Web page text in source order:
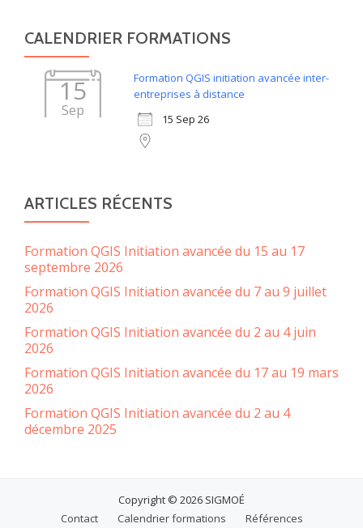
CALENDRIER FORMATIONS
15
Sep
Formation QGIS initiation avancée inter-
entreprises à distance
15 Sep 26
ARTICLES RÉCENTS
Formation QGIS Initiation avancée du 15 au 17
septembre 2026
Formation QGIS Initiation avancée du 7 au 9 juillet
2026
Formation QGIS Initiation avancée du 2 au 4 juin
2026
Formation QGIS Initiation avancée du 17 au 19 mars
2026
Formation QGIS Initiation avancée du 2 au 4
décembre 2025
Copyright © 2026 SIGMOÉ
Contact Calendrier formations Références